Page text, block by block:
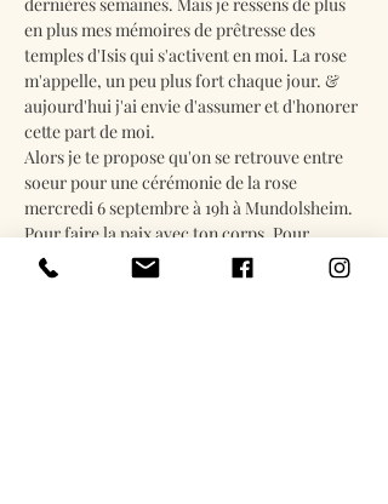
en plus mes mémoires de prêtresse des
temples d'Isis qui s'activent en moi. La rose
m'appelle, un peu plus fort chaque jour. &
aujourd'hui j'ai envie d'assumer et d'honorer
cette part de moi.
Alors je te propose qu'on se retrouve entre
soeur pour une cérémonie de la rose
mercredi 6 septembre à 19h à Mundolsheim.
Pour faire la paix avec ton corps. Pour
renouer avec ta sensualité. Pour mettre un
baume d'amour sur tes blocages en lien avec